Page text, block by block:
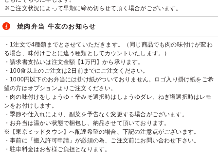
※ご注文状況によって早期に締め切らせて頂く場合がございます。
焼肉弁当 牛友のお知らせ
・1注文で4種類までとさせていただきます。（同じ商品でも肉の味付けが変わ
る場合、味付けごとに違う種類としてカウントいたします。）
・請求書支払いは注文金額【1万円】から承ります。
・100食以上のご注文は2日前までにご注文ください。
・1000円以下のお弁当には掛け紙がついておりません。ロゴ入り掛け紙をご希
望の方はオプションよりご注文ください。
・肉の味付けをしょうゆ・辛みそ選択時はしょうゆダレ、ねぎ塩選択時はレモ
ンをお付けします。
・季節や仕入れにより、副菜を予告なく変更する場合がございます。
・お弁当は温かい状態で梱包し、納品させて頂いております。
※【東京ミッドタウン】へ配達希望の場合、下記の注意点がございます。
・事前に「搬入許可申請」が必須の為、ご注文前にお問い合わせ下さい。
・駐車料金はお客様ご負担となります。